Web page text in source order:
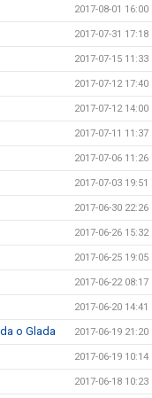
2017-08-01 16:00
2017-07-31 17:18
2017-07-15 11:33
2017-07-12 17:40
2017-07-12 14:00
2017-07-11 11:37
2017-07-06 11:26
2017-07-03 19:51
2017-06-30 22:26
2017-06-26 15:32
2017-06-25 19:05
2017-06-22 08:17
2017-06-20 14:41
o Glada 2017-06-19 21:20
2017-06-19 10:14
2017-06-18 10:23